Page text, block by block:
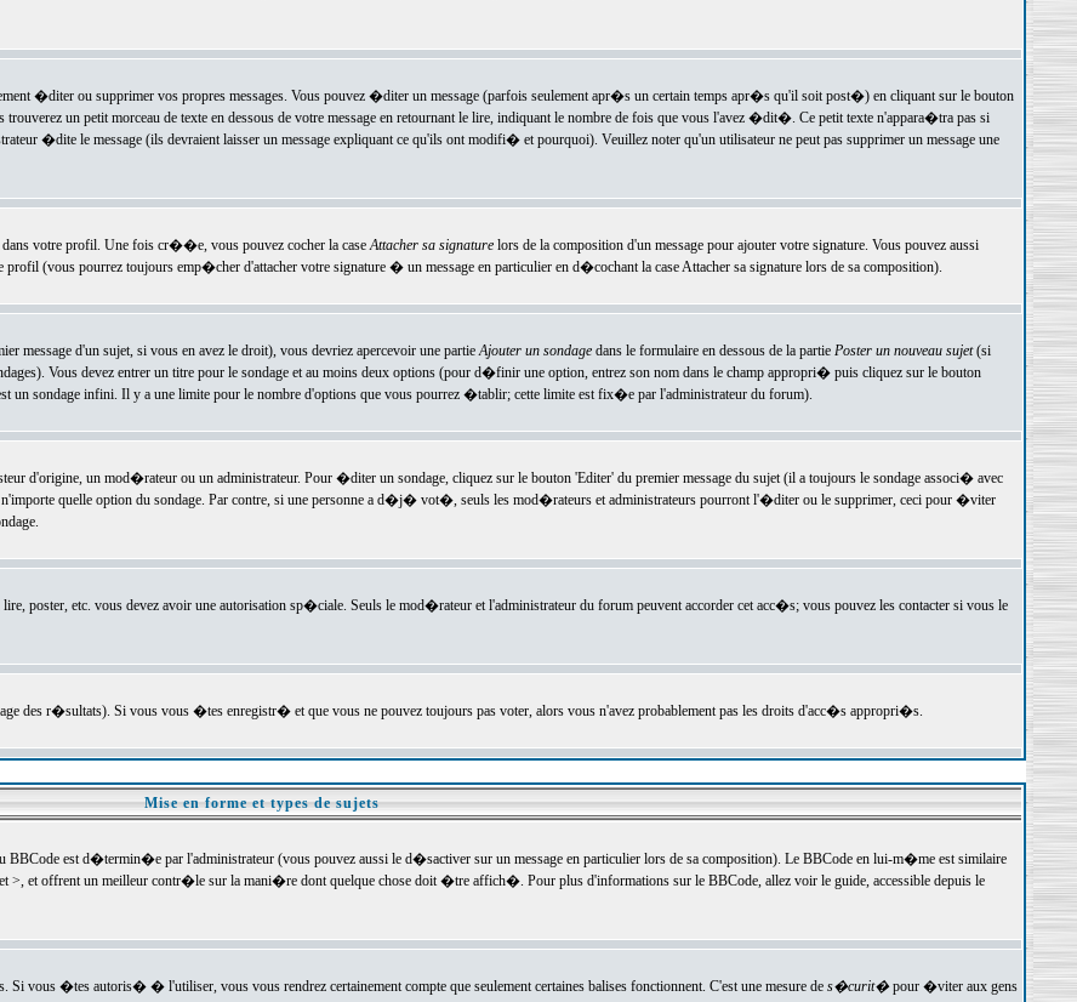
�diter ou supprimer vos propres messages. Vous pouvez �diter un message (parfois seulement apr�s un certain temps apr�s qu'il soit post�) en cliquant sur le bouton
un petit morceau de texte en dessous de votre message en retournant le lire, indiquant le nombre de fois que vous l'avez �dit�. Ce petit texte n'appara�tra pas si
�dite le message (ils devraient laisser un message expliquant ce qu'ils ont modifi� et pourquoi). Veuillez noter qu'un utilisateur ne peut pas supprimer un message une
votre profil. Une fois cr��e, vous pouvez cocher la caseAttacher sa signaturelors de la composition d'un message pour ajouter votre signature. Vous pouvez aussi
(vous pourrez toujours emp�cher d'attacher votre signature � un message en particulier en d�cochant la case Attacher sa signature lors de sa composition).
message d'un sujet, si vous en avez le droit), vous devriez apercevoir une partieAjouter un sondagedans le formulaire en dessous de la partie Poster un nouveau sujet(si
Vous devez entrer un titre pour le sondage et au moins deux options (pour d�finir une option, entrez son nom dans le champ appropri� puis cliquez sur le bouton
un sondage infini. Il y a une limite pour le nombre d'options que vous pourrez �tablir; cette limite est fix�e par l'administrateur du forum).
d'origine, un mod�rateur ou un administrateur. Pour �diter un sondage, cliquez sur le bouton 'Editer' du premier message du sujet (il a toujours le sondage associ� avec
quelle option du sondage. Par contre, si une personne a d�j� vot�, seuls les mod�rateurs et administrateurs pourront l'�diter ou le supprimer, ceci pour �viter
poster, etc. vous devez avoir une autorisation sp�ciale. Seuls le mod�rateur et l'administrateur du forum peuvent accorder cet acc�s; vous pouvez les contacter si vous le
des r�sultats). Si vous vous �tes enregistr� et que vous ne pouvez toujours pas voter, alors vous n'avez probablement pas les droits d'acc�s appropri�s.
Mise en forme et types de sujets
est d�termin�e par l'administrateur (vous pouvez aussi le d�sactiver sur un message en particulier lors de sa composition). Le BBCode en lui-m�me est similaire
>, et offrent un meilleur contr�le sur la mani�re dont quelque chose doit �tre affich�. Pour plus d'informations sur le BBCode, allez voir le guide, accessible depuis le
vous �tes autoris� � l'utiliser, vous vous rendrez certainement compte que seulement certaines balises fonctionnent. C'est une mesure de s�curit�pour �viter aux gens